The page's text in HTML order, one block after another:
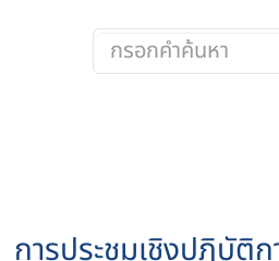
การประชุมเชิงปฏิบัติก